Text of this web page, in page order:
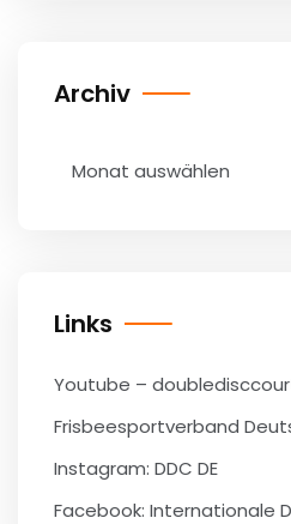
ArchivArchiv
Links
Youtube –
Frisbeesportverband
Instagram: DDC DE
Facebook: Internationale